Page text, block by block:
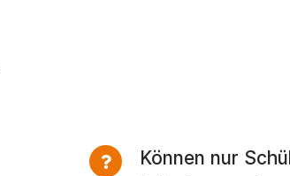
Können nur